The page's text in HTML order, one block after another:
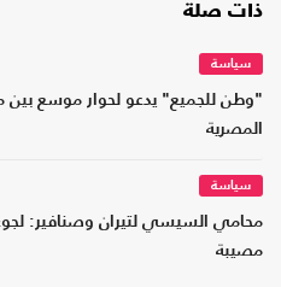
ذات صلة
سياسة
"وطن للجميع" يدعو لحوار موسع بين
المصرية
سياسة
محامي السيسي لتيران وصنافير:
مصيبة